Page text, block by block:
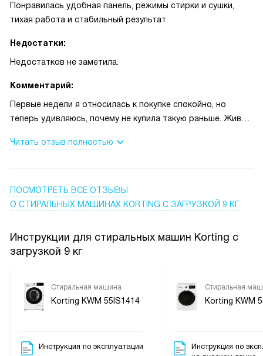
Понравилась удобная панель, режимы стирки и сушки,
тихая работа и стабильный результат
Недостатки:
Недостатков не заметила.
Комментарий:
Первые недели я относилась к покупке спокойно, но
теперь удивляюсь, почему не купила такую раньше. Живу с
постель, пледы. Машина за один цикл берёт большую
дождливую погоду, когда балкона нет и всё долго сохнет.
Есть мягкие программы для рубашек — после них глажка
надеть вещь. Машина работает тише, чем моя старая, и
соседка не жаловалась, хотя у нас тонкие стены. Для
спокойствия есть детская блокировка и частичная
дома дети или гости.
чище. Пользоваться легко: ставишь программу и
Читать отзыв полностью
ПОСМОТРЕТЬ ВСЕ ОТЗЫВЫ
О СТИРАЛЬНЫХ МАШИНАХ KORTING С ЗАГРУЗКОЙ 9 КГ
Инструкции для стиральных машин Korting с
загрузкой 9 кг
Cтиральная машина
Korting KWM 55IS1414
Инструкция по эксплуатации
Стиральная
Korting KWM
Инструкция по